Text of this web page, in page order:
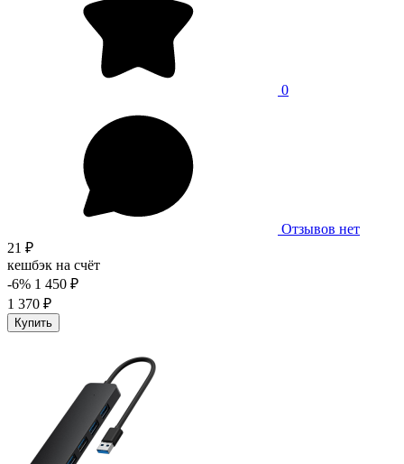
0
Отзывов нет
21 ₽
кешбэк на счёт
-6% 1 450 ₽
1 370 ₽
Купить